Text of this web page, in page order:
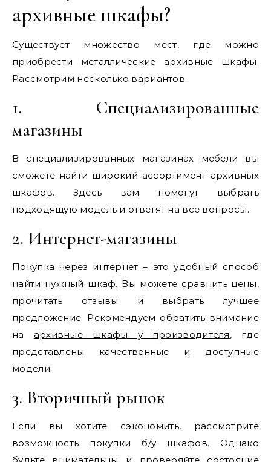
архивные шкафы?
Существует множество мест, где можно
приобрести металлические архивные шкафы.
Рассмотрим несколько вариантов.
1. Специализированные
магазины
В специализированных магазинах мебели вы
сможете найти широкий ассортимент архивных
шкафов. Здесь вам помогут выбрать
подходящую модель и ответят на все вопросы.
2. Интернет-магазины
Покупка через интернет – это удобный способ
найти нужный шкаф. Вы можете сравнить цены,
прочитать отзывы и выбрать лучшее
предложение. Рекомендуем обратить внимание
на архивные шкафы у производителя, где
представлены качественные и доступные
модели.
3. Вторичный рынок
Если вы хотите сэкономить, рассмотрите
возможность покупки б/у шкафов. Однако